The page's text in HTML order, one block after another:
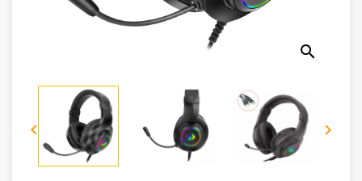
Sécurité
Mobilités
search
 